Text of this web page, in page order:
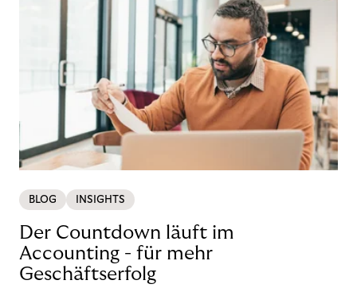
BLOG INSIGHTS
Der Countdown läuft im
Accounting - für mehr
Geschäftserfolg